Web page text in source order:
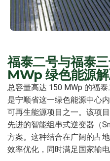
福泰二号与福泰
MWp 绿色能源
总容量高达 150 MWp 的福
是宁顺省这一绿色能源中心
可再生能源项目之一。该项
先进的智能组串式逆变器（
方案。这种结合在广阔的占
效率优化，同时满足国家输